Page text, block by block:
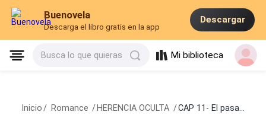
Buenovela
Descarga el libro gratis en la app
Descargar
Busca lo que quieras Mi biblioteca
Inicio / Romance / HERENCIA OCULTA /CAP 11- El pasado de amigos